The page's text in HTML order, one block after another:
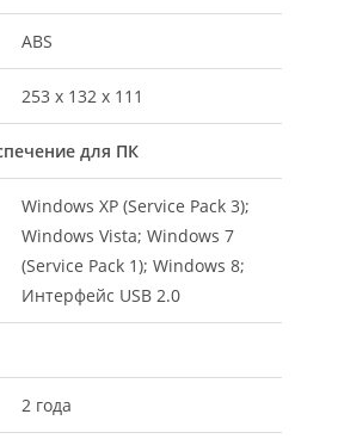
ABS
253 x 132 x 111
для ПК
Windows XP (Service Pack 3);
Windows Vista; Windows 7
(Service Pack 1); Windows 8;
Интерфейс USB 2.0
2 года